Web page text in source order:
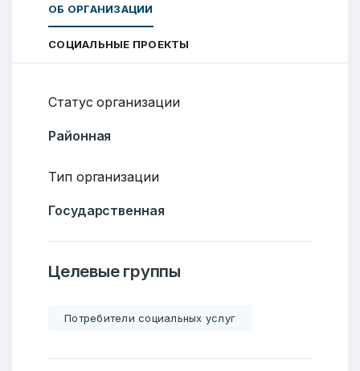
ОБ ОРГАНИЗАЦИИ
СОЦИАЛЬНЫЕ ПРОЕКТЫ
Статус организации
Районная
Тип организации
Государственная
Целевые группы
Потребители социальных услуг